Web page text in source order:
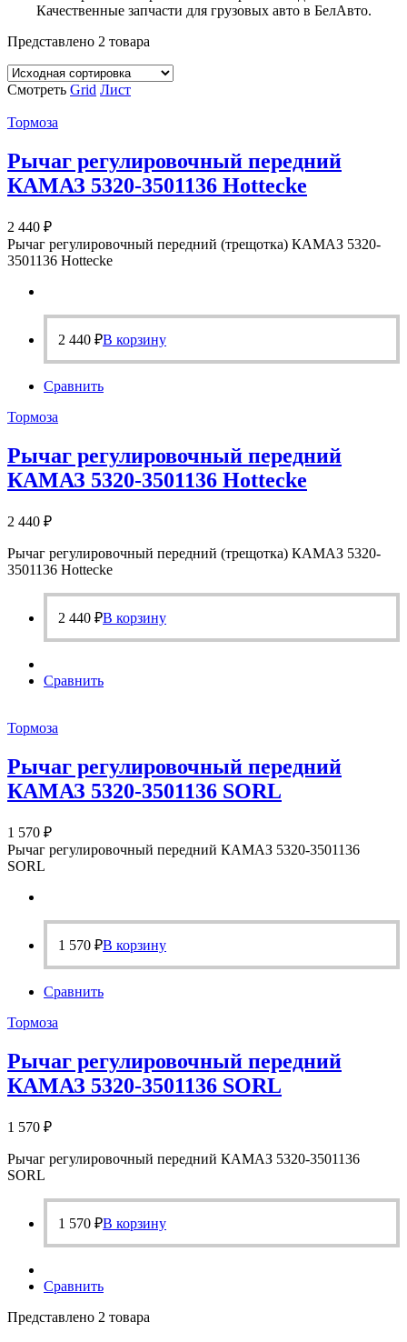
Качественные запчасти для грузовых авто в БелАвто.
Представлено 2 товара
Смотреть Grid Лист
Тормоза
Рычаг регулировочный передний
КАМАЗ 5320-3501136 Hottecke
2 440 ₽
Рычаг регулировочный передний (трещотка) КАМАЗ 5320-
3501136 Hottecke
2 440 ₽В корзину
Сравнить
Тормоза
Рычаг регулировочный передний
КАМАЗ 5320-3501136 Hottecke
2 440 ₽
Рычаг регулировочный передний (трещотка) КАМАЗ 5320-
3501136 Hottecke
2 440 ₽В корзину
Сравнить
Тормоза
Рычаг регулировочный передний
КАМАЗ 5320-3501136 SORL
1 570 ₽
Рычаг регулировочный передний КАМАЗ 5320-3501136
SORL
1 570 ₽В корзину
Сравнить
Тормоза
Рычаг регулировочный передний
КАМАЗ 5320-3501136 SORL
1 570 ₽
Рычаг регулировочный передний КАМАЗ 5320-3501136
SORL
1 570 ₽В корзину
Сравнить
Представлено 2 товара